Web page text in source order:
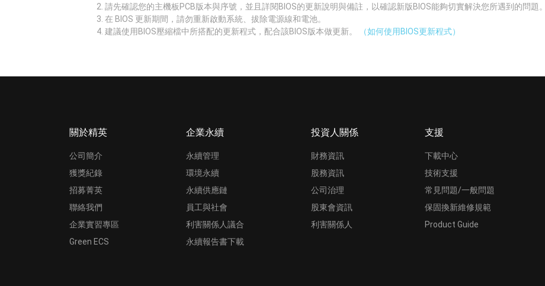
請先確認您的主機板PCB版本與序號，並且詳閱BIOS的更新說明與備註，以確認新版BIOS能夠切實解決您所遇到的問題。
在 BIOS 更新期間，請勿重新啟動系統、拔除電源線和電池。
建議使用BIOS壓縮檔中所搭配的更新程式，配合該BIOS版本做更新。
（如何使用BIOS更新程式）
關於精英
公司簡介
獲獎紀錄
招募菁英
聯絡我們
企業實習專區
Green ECS
企業永續
永續管理
環境永續
永續供應鏈
員工與社會
利害關係人議合
永續報告書下載
投資人關係
財務資訊
股務資訊
公司治理
股東會資訊
利害關係人
支援
下載中心
技術支援
常見問題/一般問題
保固換新維修規範
Product Guide